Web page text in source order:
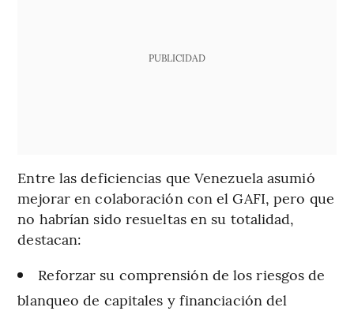
PUBLICIDAD
Entre las deficiencias que Venezuela asumió
mejorar en colaboración con el GAFI, pero que
no habrían sido resueltas en su totalidad,
destacan:
Reforzar su comprensión de los riesgos de
blanqueo de capitales y financiación del